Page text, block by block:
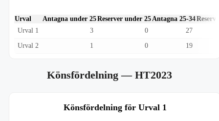
Urval Antagna under 25Reserver under 25Antagna 25-34
Urval 1
3 0 27
Urval 2 1 0 19
Könsfördelning— HT2023
Könsfördelning för Urval 1